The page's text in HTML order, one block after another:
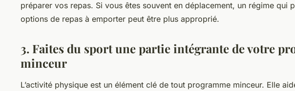
préparer vos repas. Si vous êtes souvent en déplacement, un régime qui
options de repas à emporter peut être plus approprié.
3. Faites du sport une partie intégrante de votre
minceur
L’activité physique est un élément clé de tout programme minceur. Elle